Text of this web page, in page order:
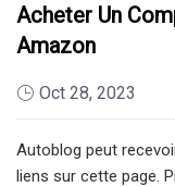
Acheter Un
Amazon
Oct 28, 2023
Autoblog peut
liens sur cette page.